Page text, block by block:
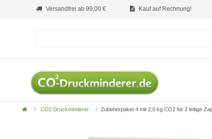
Versandfrei ab 99,00 € Kauf auf Rechnung!
CO2 Druckminderer Zubehörpaket 4 mit 2,0 kg CO2 für 2 leitige